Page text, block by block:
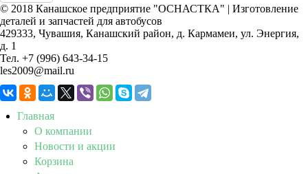
© 2018 Канашское предприятие "ОСНАСТКА" | Изготовление
деталей и запчастей для автобусов
429333, Чувашия, Канашский район, д. Кармамеи, ул. Энергия,
д. 1
Тел. +7 (996) 643-34-15
les2009@mail.ru
Главная
О компании
Новости и акции
Корзина